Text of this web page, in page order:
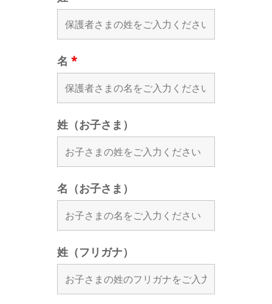
名 *
姓（お子さま）
名（お子さま）
姓（フリガナ）